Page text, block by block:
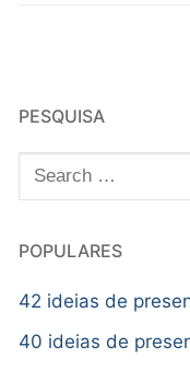
PESQUISA
POPULARES
42 ideias de
40 ideias de